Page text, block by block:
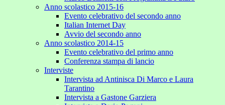
Anno scolastico 2015-16
Evento celebrativo del secondo anno
Italian Internet Day
Avvio del secondo anno
Anno scolastico 2014-15
Evento celebrativo del primo anno
Conferenza stampa di lancio
Interviste
Intervista ad Antinisca Di Marco e Laura
Tarantino
Intervista a Gastone Garziera